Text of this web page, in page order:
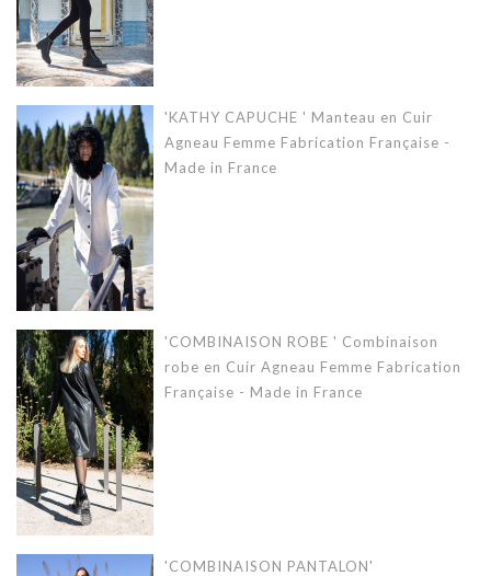
'KATHY CAPUCHE ' Manteau en Cuir
Agneau Femme Fabrication Française -
Made in France
'COMBINAISON ROBE ' Combinaison
robe en Cuir Agneau Femme Fabrication
Française - Made in France
'COMBINAISON PANTALON'